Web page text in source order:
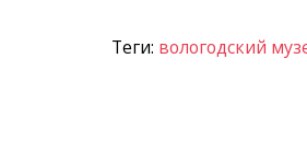
Теги: вологодский